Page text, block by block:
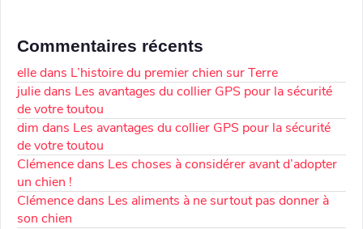
Commentaires récents
elledans L’histoire du premier chien sur Terre
juliedans Les avantages du collier GPS pour la sécurité
de votre toutou
dim dans Les avantages du collier GPS pour la sécurité
de votre toutou
Clémencedans Les choses à considérer avant d’adopter
un chien !
Clémencedans Les aliments à ne surtout pas donner à
son chien